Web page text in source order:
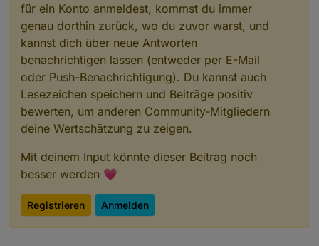
für ein Konto anmeldest, kommst du immer
genau dorthin zurück, wo du zuvor warst, und
kannst dich über neue Antworten
benachrichtigen lassen (entweder per E-Mail
oder Push-Benachrichtigung). Du kannst auch
Lesezeichen speichern und Beiträge positiv
bewerten, um anderen Community-Mitgliedern
deine Wertschätzung zu zeigen.
Mit deinem Input könnte dieser Beitrag noch
besser werden 💗
Registrieren Anmelden